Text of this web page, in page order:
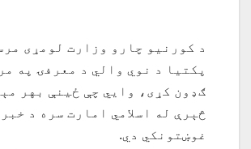
د کورنیو چارو وزارت لومړی
پکتیا د نوي والي د معرفۍ په
ګډون کړی، وایي چې ځينې بهر
څېرې له اسلامي امارت سره د
غوښتونکي دي.